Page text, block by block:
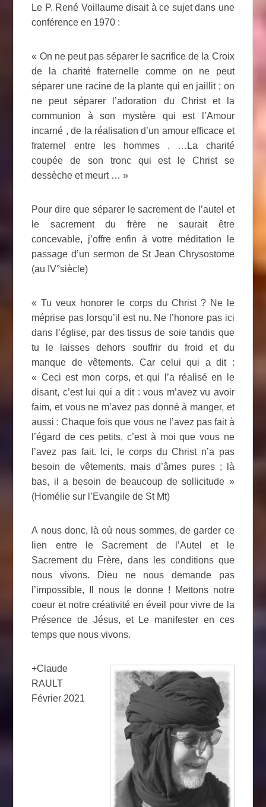
Le P. René Voillaume disait à ce sujet dans une
conférence en 1970 :
« On ne peut pas séparer le sacrifice de la Croix
de la charité fraternelle comme on ne peut
séparer une racine de la plante qui en jaillit ; on
ne peut séparer l’adoration du Christ et la
communion à son mystère qui est l’Amour
incarné , de la réalisation d’un amour efficace et
fraternel entre les hommes . …La charité
coupée de son tronc qui est le Christ se
dessèche et meurt … »
Pour dire que séparer le sacrement de l’autel et
le sacrement du frère ne saurait être
concevable, j’offre enfin à votre méditation le
passage d’un sermon de St Jean Chrysostome
(au IV°siècle)
« Tu veux honorer le corps du Christ ? Ne le
méprise pas lorsqu’il est nu. Ne l’honore pas ici
dans l’église, par des tissus de soie tandis que
tu le laisses dehors souffrir du froid et du
manque de vêtements. Car celui qui a dit :
« Ceci est mon corps, et qui l’a réalisé en le
disant, c’est lui qui a dit : vous m’avez vu avoir
faim, et vous ne m’avez pas donné à manger, et
aussi : Chaque fois que vous ne l’avez pas fait à
l’égard de ces petits, c’est à moi que vous ne
l’avez pas fait. Ici, le corps du Christ n’a pas
besoin de vêtements, mais d’âmes pures ; là
bas, il a besoin de beaucoup de sollicitude »
(Homélie sur l’Evangile de St Mt)
A nous donc, là où nous sommes, de garder ce
lien entre le Sacrement de l’Autel et le
Sacrement du Frère, dans les conditions que
nous vivons. Dieu ne nous demande pas
l’impossible, Il nous le donne ! Mettons notre
coeur et notre créativité en éveil pour vivre de la
Présence de Jésus, et Le manifester en ces
temps que nous vivons.
+Claude
RAULT
Février 2021